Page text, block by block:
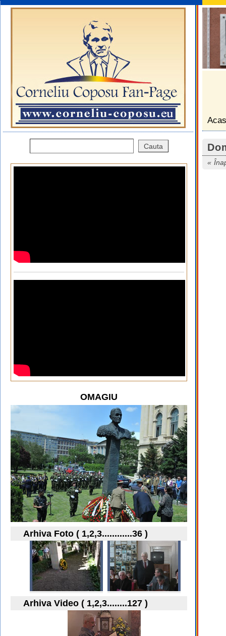
OMAGIU
Arhiva Foto ( 1,2,3............36 )
Arhiva Video ( 1,2,3........127 )